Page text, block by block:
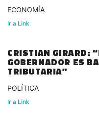
ECONOMÍA
Ir a Link
CRISTIAN GIRARD:
GOBERNADOR ES
TRIBUTARIA”
POLÍTICA
Ir a Link